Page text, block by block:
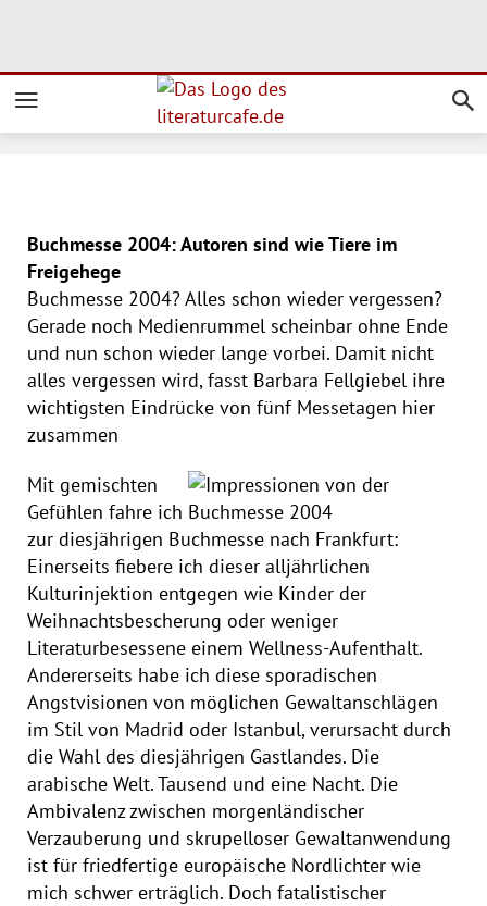
Buchmesse 2004: Autoren sind wie Tiere im
Freigehege
Buchmesse 2004? Alles schon wieder vergessen?
Gerade noch Medienrummel scheinbar ohne Ende
und nun schon wieder lange vorbei. Damit nicht
alles vergessen wird, fasst Barbara Fellgiebel ihre
wichtigsten Eindrücke von fünf Messetagen hier
zusammen
Mit gemischten
Gefühlen fahre ich
zur diesjährigen Buchmesse nach Frankfurt:
Einerseits fiebere ich dieser alljährlichen
Kulturinjektion entgegen wie Kinder der
Weihnachtsbescherung oder weniger
Literaturbesessene einem Wellness-Aufenthalt.
Andererseits habe ich diese sporadischen
Angstvisionen von möglichen Gewaltanschlägen
im Stil von Madrid oder Istanbul, verursacht durch
die Wahl des diesjährigen Gastlandes. Die
arabische Welt. Tausend und eine Nacht. Die
Ambivalenz zwischen morgenländischer
Verzauberung und skrupelloser Gewaltanwendung
ist für friedfertige europäische Nordlichter wie
mich schwer erträglich. Doch fatalistischer